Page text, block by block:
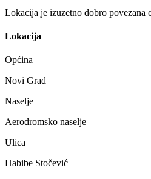
Lokacija je izuzetno dobro povezana
Lokacija
Općina
Novi Grad
Naselje
Aerodromsko naselje
Ulica
Habibe Stočević